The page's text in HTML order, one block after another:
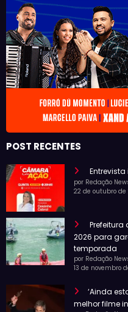
POST RECENTES
por Redação
22 de outubro de
2026 para
temporada
por Redação
13 de novembro
‘Ainda
melhor filme